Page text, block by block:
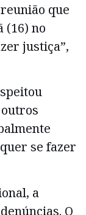
que
(16) no
justiça”,
se fazer
a
O